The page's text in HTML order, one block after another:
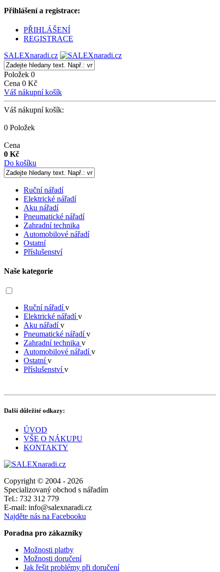
Přihlášení a registrace:
PŘIHLÁŠENÍ
REGISTRACE
SALEXnaradi.cz
Položek 0
Cena 0 Kč
Váš nákupní košík
Váš nákupní košík:
0 Položek
Cena
0 Kč
Do košíku
Ruční nářadí
Elektrické nářadí
Aku nářadí
Pneumatické nářadí
Zahradní technika
Automobilové nářadí
Ostatní
Příslušenství
Naše kategorie
Ruční nářadív
Elektrické nářadív
Aku nářadív
Pneumatické nářadív
Zahradní technika v
Automobilové nářadív
Ostatnív
Příslušenstvív
Další důležité odkazy:
ÚVOD
VŠE O NÁKUPU
KONTAKTY
Copyright © 2004 - 2026
Specializovaný obchod s nářadím
Tel.: 732 312 779
E-mail: info@salexnaradi.cz
Najděte nás na Facebooku
Poradna pro zákazníky
Možnosti platby
Možnosti doručení
Jak řešit problémy při doručení